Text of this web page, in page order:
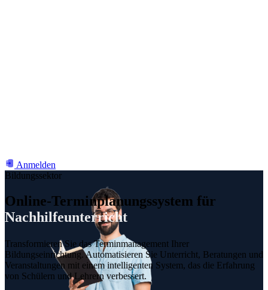
Anmelden
Bildungssektor
Online-Terminplanungssystem für
Nachhilfeunterricht
Transformieren Sie das Terminmanagement Ihrer
Bildungseinrichtung. Automatisieren Sie Unterricht, Beratungen und
Veranstaltungen mit einem intelligenten System, das die Erfahrung
von Schülern und Lehrern verbessert.